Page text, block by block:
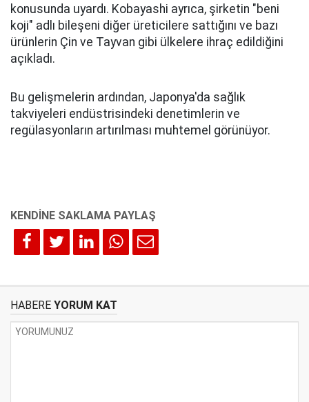
konusunda uyardı. Kobayashi ayrıca, şirketin "beni
koji" adlı bileşeni diğer üreticilere sattığını ve bazı
ürünlerin Çin ve Tayvan gibi ülkelere ihraç edildiğini
açıkladı.
Bu gelişmelerin ardından, Japonya'da sağlık
takviyeleri endüstrisindeki denetimlerin ve
regülasyonların artırılması muhtemel görünüyor.
HABERE YORUM KAT